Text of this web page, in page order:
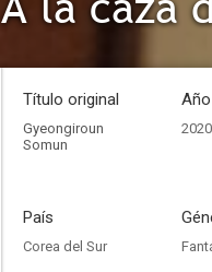
Título original
Gyeongiroun
Somun
Año
2020
País
Corea del Sur